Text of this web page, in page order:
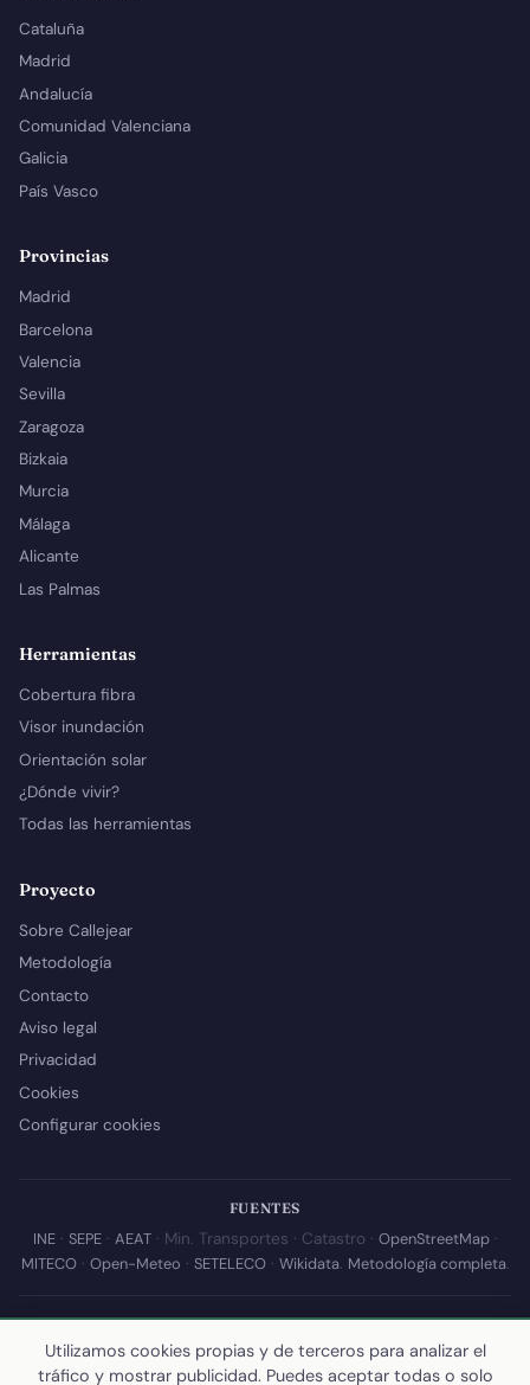
Cataluña
Madrid
Andalucía
Comunidad Valenciana
Galicia
País Vasco
Provincias
Madrid
Barcelona
Valencia
Sevilla
Zaragoza
Bizkaia
Murcia
Málaga
Alicante
Las Palmas
Herramientas
Cobertura fibra
Visor inundación
Orientación solar
¿Dónde vivir?
Todas las herramientas
Proyecto
Sobre Callejear
Metodología
Contacto
Aviso legal
Privacidad
Cookies
Configurar cookies
FUENTES
INE· SEPE· AEAT· Min. Transportes · Catastro · OpenStreetMap·
MITECO· Open-Meteo · SETELECO· Wikidata. Metodología completa.
© 2026 Callejear.com — Directorio municipal de España con datos
abiertos. Desarrollado y mantenido porYoel Castaño.
Utilizamos cookies propias y de terceros para analizar el
tráfico y mostrar publicidad. Puedes aceptar todas o solo